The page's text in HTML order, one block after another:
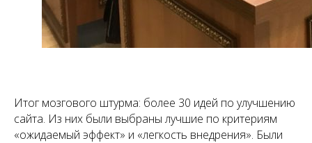
Итог мозгового штурма: более 30 идей по улучшению
сайта. Из них были выбраны лучшие по критериям
«ожидаемый эффект» и «легкость внедрения». Были